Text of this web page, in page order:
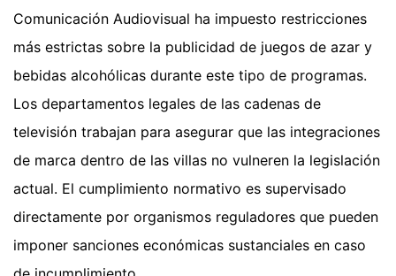
Comunicación Audiovisual ha impuesto restricciones
más estrictas sobre la publicidad de juegos de azar y
bebidas alcohólicas durante este tipo de programas.
Los departamentos legales de las cadenas de
televisión trabajan para asegurar que las integraciones
de marca dentro de las villas no vulneren la legislación
actual. El cumplimiento normativo es supervisado
directamente por organismos reguladores que pueden
imponer sanciones económicas sustanciales en caso